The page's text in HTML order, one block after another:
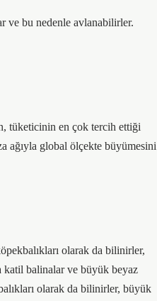
ve bu nedenle avlanabilirler.
tüketicinin en çok tercih ettiği
ağıyla global ölçekte büyümesini
olarak da bilinirler,
katil balinalar ve büyük beyaz
olarak da bilinirler, büyük